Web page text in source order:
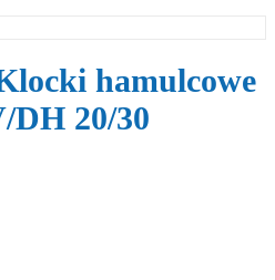
hamulcowe
DH 20/30